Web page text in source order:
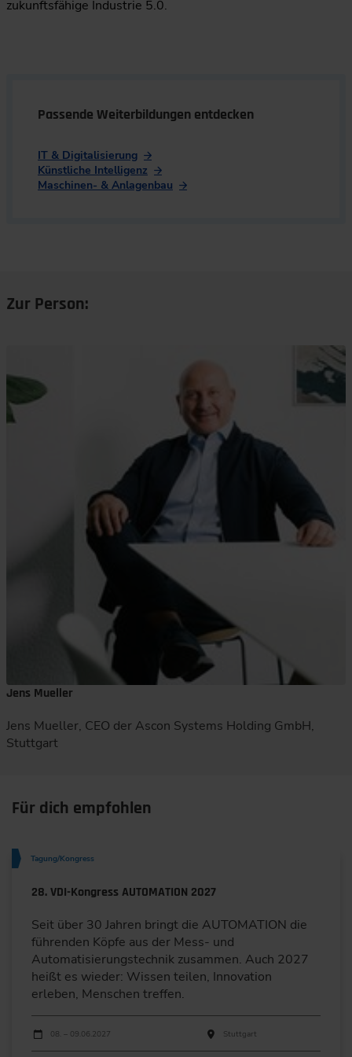
zukunftsfähige Industrie 5.0.
Passende Weiterbildungen entdecken
IT & Digitalisierung
Künstliche Intelligenz
Maschinen- & Anlagenbau
Zur Person:
Jens Mueller
Jens Mueller, CEO der Ascon Systems Holding GmbH,
Stuttgart
Für dich empfohlen
Tagung/Kongress
28. VDI-Kongress AUTOMATION 2027
Seit über 30 Jahren bringt die AUTOMATION die
führenden Köpfe aus der Mess- und
Automatisierungstechnik zusammen. Auch 2027
heißt es wieder: Wissen teilen, Innovation
erleben, Menschen treffen.
Durchführungen
Veranstaltungsdatum
08. – 09.06.2027 Stuttgart